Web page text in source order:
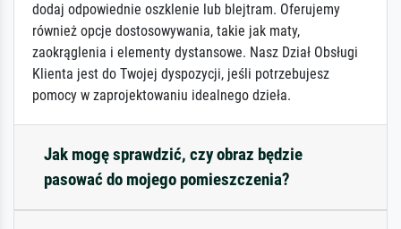
dodaj odpowiednie oszklenie lub blejtram. Oferujemy
również opcje dostosowywania, takie jak maty,
zaokrąglenia i elementy dystansowe. Nasz Dział Obsługi
Klienta jest do Twojej dyspozycji, jeśli potrzebujesz
pomocy w zaprojektowaniu idealnego dzieła.
Jak mogę sprawdzić, czy obraz będzie
pasować do mojego pomieszczenia?